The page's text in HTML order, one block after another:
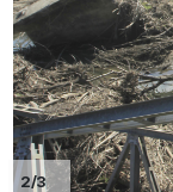
2/3